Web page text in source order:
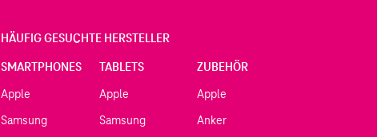
HÄUFIG GESUCHTE HERSTELLER
SMARTPHONES
Apple
Samsung
TABLETS
Apple
Samsung
ZUBEHÖR
Apple
Anker